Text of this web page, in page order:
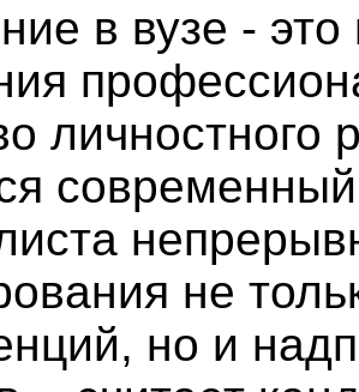
в вузе - это
личностного
не
но и